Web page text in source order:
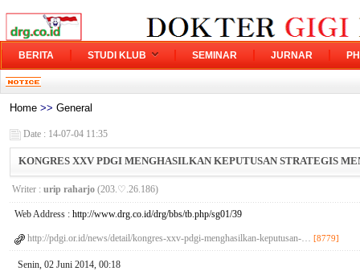
BERITA STUDI KLUB SEMINAR JURNAR
Home >> General
Date : 14-07-04 11:35
KONGRES XXV PDGI MENGHASILKAN KEPUTUSAN STRATEGIS
Writer : urip raharjo(203.♡.26.186)
Web Address : http://www.drg.co.id/drg/bbs/tb.php/sg01/39
http://pdgi.or.id/news/detail/kongres-xxv-pdgi-menghasilkan-keputusan-… [8779]
Senin, 02 Juni 2014, 00:18